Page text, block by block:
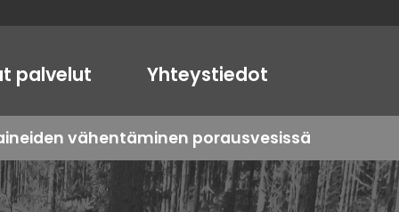
palvelut Yhteystiedot
vähentäminen porausvesissä